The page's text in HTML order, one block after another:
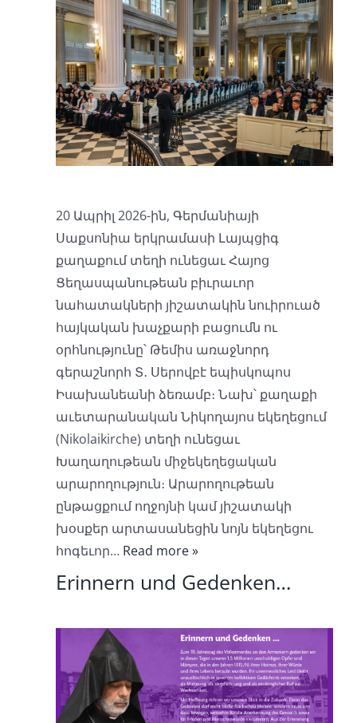
20 Ապրիլ 2026-ին, Գերմանիայի
Սաքսոնիա երկրամասի Լայպցիգ
քաղաքում տեղի ունեցաւ Հայոց
Ցեղասպանութեան բիւրաւոր
նահատակների յիշատակին նուիրուած
հայկական խաչքարի բացումն ու
օրհնությունը՝ Թեմիս առաջնորդ
գերաշնորհ Տ․ Սերովբէ եպիսկոպոս
Իսախանեանի ձեռամբ։ Նախ՝ քաղաքի
աւետարանական Նիկողայոս եկեղեցում
(Nikolaikirche) տեղի ունեցաւ
Խաղաղութեան միջեկեղեցական
արարողություն։ Արարողութեան
ընթացքում ողջոյնի կամ յիշատակի
խօսքեր արտասանեցին նոյն եկեղեցու
հոգեւոր… Read more »
Erinnern und Gedenken…